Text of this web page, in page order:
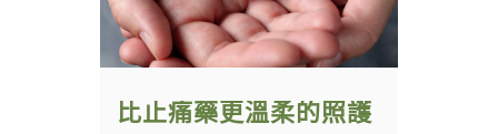
國際認證
芳療認證
NAHA學分
比止痛藥更溫柔的照護